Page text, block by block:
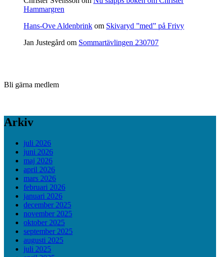
Hammargren
Hans-Ove Aldenbrink om Skivaryd ”med” på Frivy
Jan Justegård om Sommartävlingen 230707
Bli gärna medlem
Arkiv
juli 2026
juni 2026
maj 2026
april 2026
mars 2026
februari 2026
januari 2026
december 2025
november 2025
oktober 2025
september 2025
augusti 2025
juli 2025